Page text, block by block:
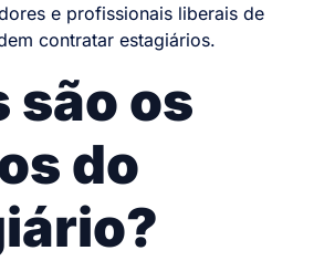
e profissionais liberais de
contratar estagiários.
são os
do